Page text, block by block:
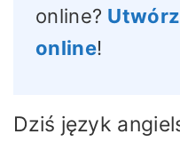
online?
online!
Dziś język